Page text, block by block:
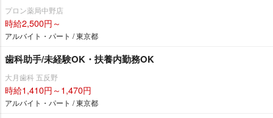
プロン薬局中野店
時給2,500円～
アルバイト・パート / 東京都
歯科助手/未経験OK・扶養内勤務OK
大月歯科 五反野
時給1,410円～1,470円
アルバイト・パート / 東京都